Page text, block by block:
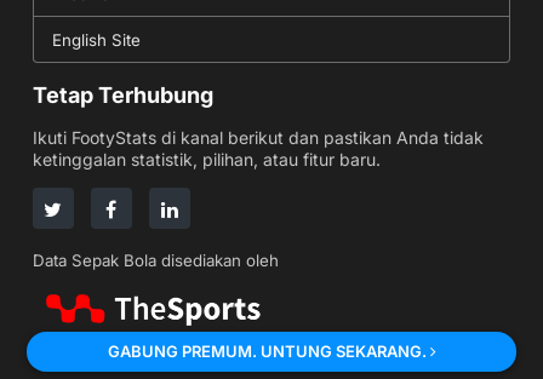
English Site
Tetap Terhubung
Ikuti FootyStats di kanal berikut dan pastikan Anda tidak
ketinggalan statistik, pilihan, atau fitur baru.
Data Sepak Bola disediakan oleh
GABUNG PREMUM. UNTUNG SEKARANG.